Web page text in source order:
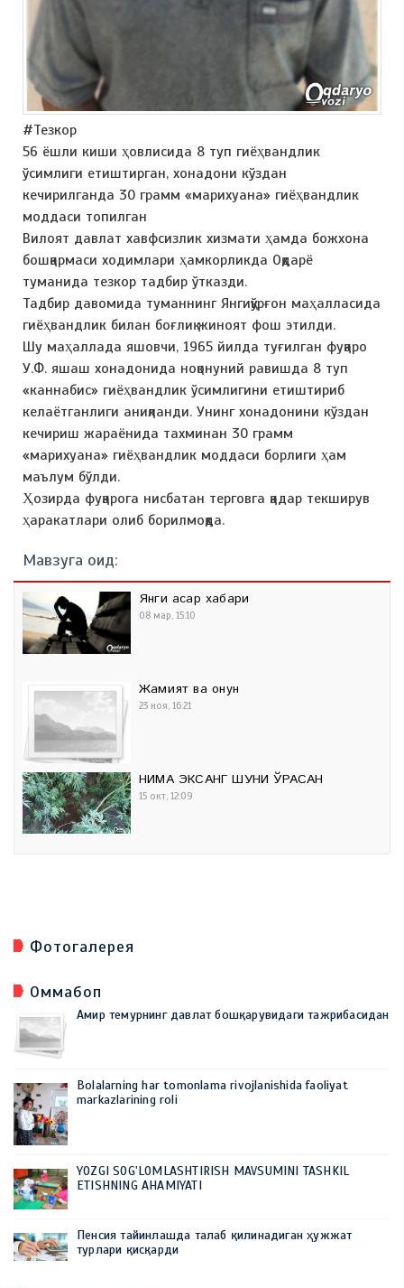
#Тезкор
56 ёшли киши ҳовлисида 8 туп гиёҳвандлик
ўсимлиги етиштирган, хонадони кўздан
кечирилганда 30 грамм «марихуана» гиёҳвандлик
моддаси топилган
Вилоят давлат хавфсизлик хизмати ҳамда божхона
бошқармаси ходимлари ҳамкорликда Оқдарё
туманида тезкор тадбир ўтказди.
Тадбир давомида туманнинг Янгиқўрғон маҳалласида
гиёҳвандлик билан боғлиқ жиноят фош этилди.
Шу маҳаллада яшовчи, 1965 йилда туғилган фуқаро
У.Ф. яшаш хонадонида ноқонуний равишда 8 туп
«каннабис» гиёҳвандлик ўсимлигини етиштириб
келаётганлиги аниқланди. Унинг хонадонини кўздан
кечириш жараёнида тахминан 30 грамм
«марихуана» гиёҳвандлик моддаси борлиги ҳам
маълум бўлди.
Ҳозирда фуқарога нисбатан терговга қадар текширув
ҳаракатлари олиб борилмоқда.
Мавзуга оид:
Янги асар хабари
08 мар, 15:10
Жамият ва қонун
23 ноя, 16:21
НИМА ЭКСАНГ ШУНИ ЎРАСАН
15 окт, 12:09
Фотогалерея
Оммабоп
Амир темурнинг давлат бошқарувидаги тажрибасидан
Bolalarning har tomonlama rivojlanishida faoliyat
markazlarining roli
YOZGI SOG'LOMLASHTIRISH MAVSUMINI TASHKIL
ETISHNING AHAMIYATI
Пенсия тайинлашда талаб қилинадиган ҳужжат
турлари қисқарди